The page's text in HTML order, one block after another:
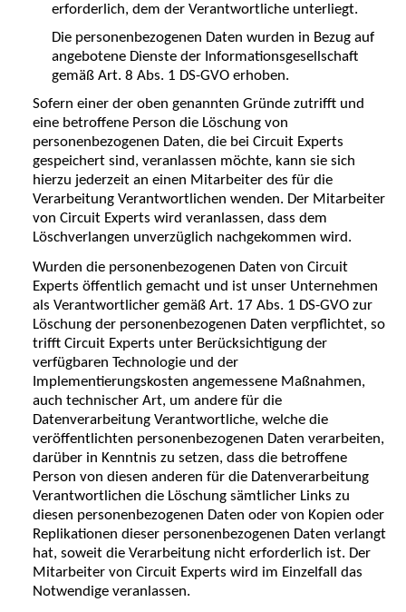
erforderlich, dem der Verantwortliche unterliegt.
Die personenbezogenen Daten wurden in Bezug auf
angebotene Dienste der Informationsgesellschaft
gemäß Art. 8 Abs. 1 DS-GVO erhoben.
Sofern einer der oben genannten Gründe zutrifft und
eine betroffene Person die Löschung von
personenbezogenen Daten, die bei Circuit Experts
gespeichert sind, veranlassen möchte, kann sie sich
hierzu jederzeit an einen Mitarbeiter des für die
Verarbeitung Verantwortlichen wenden. Der Mitarbeiter
von Circuit Experts wird veranlassen, dass dem
Löschverlangen unverzüglich nachgekommen wird.
Wurden die personenbezogenen Daten von Circuit
Experts öffentlich gemacht und ist unser Unternehmen
als Verantwortlicher gemäß Art. 17 Abs. 1 DS-GVO zur
Löschung der personenbezogenen Daten verpflichtet, so
trifft Circuit Experts unter Berücksichtigung der
verfügbaren Technologie und der
Implementierungskosten angemessene Maßnahmen,
auch technischer Art, um andere für die
Datenverarbeitung Verantwortliche, welche die
veröffentlichten personenbezogenen Daten verarbeiten,
darüber in Kenntnis zu setzen, dass die betroffene
Person von diesen anderen für die Datenverarbeitung
Verantwortlichen die Löschung sämtlicher Links zu
diesen personenbezogenen Daten oder von Kopien oder
Replikationen dieser personenbezogenen Daten verlangt
hat, soweit die Verarbeitung nicht erforderlich ist. Der
Mitarbeiter von Circuit Experts wird im Einzelfall das
Notwendige veranlassen.